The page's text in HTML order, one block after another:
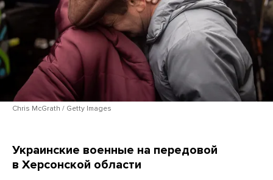
Chris McGrath / Getty Images
Украинские военные на передовой
в Херсонской области